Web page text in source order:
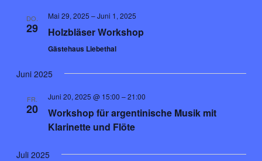
DO.
29
Mai 29, 2025 –Juni 1, 2025
Holzbläser Workshop
Gästehaus Liebethal
Juni 2025
FR.
20
Juni 20, 2025 @ 15:00 –21:00
Workshop für argentinische Musik mit
Klarinette und Flöte
Juli 2025